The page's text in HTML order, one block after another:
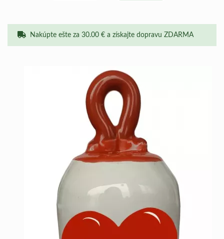
Nakúpte ešte za 30.00 € a získajte dopravu ZDARMA